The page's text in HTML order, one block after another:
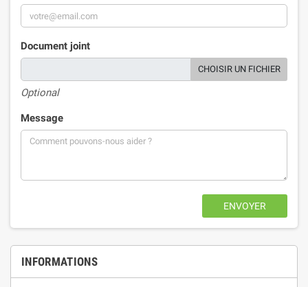
INFORMATIONS
Document joint
CHOISIR UN FICHIER
Optional
Message